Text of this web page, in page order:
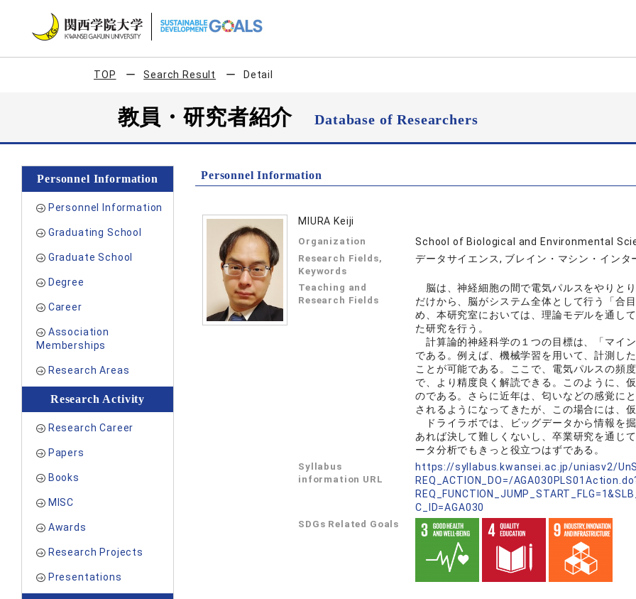
TOP Search Result Detail
教員・研究者紹介Database of Researchers
Personnel Information
Personnel Information
Graduating School
Graduate School
Degree
Career
Association
Memberships
Research Areas
Research Activity
Research Career
Papers
Books
MISC
Awards
Research Projects
Presentations
Personnel Information
MIURA Keiji
Organization School of Biological and Environmental
Research Fields,
Keywords
データサイエンス, ブレイン・マシン・インタ
Teaching and
Research Fields
脳は、神経細胞の間で電気パルスをやりと
だけから、脳がシステム全体として行う「合
め、本研究室においては、理論モデルを通し
た研究を行う。
計算論的神経科学の１つの目標は、「マイ
である。例えば、機械学習を用いて、計測し
ことが可能である。ここで、電気パルスの頻
で、より精度良く解読できる。このように、
のである。さらに近年は、匂いなどの感覚に
されるようになってきたが、この場合には、
ドライラボでは、ビッグデータから情報を
あれば決して難しくないし、卒業研究を通じ
ータ分析でもきっと役立つはずである。
Syllabus
information URL
https://syllabus.kwansei.ac.jp/uniasv2/
REQ_ACTION_DO=/
C_ID=AGA030
SDGs Related Goals